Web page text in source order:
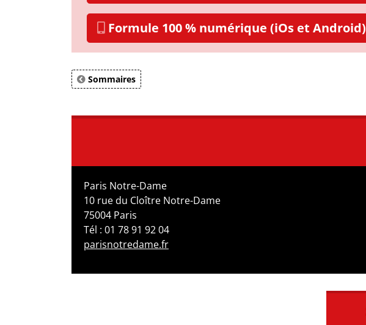
Formule 100 % numérique (iOs et Android)
Sommaires
Paris Notre-Dame
10 rue du Cloître Notre-Dame
75004 Paris
Tél : 01 78 91 92 04
parisnotredame.fr